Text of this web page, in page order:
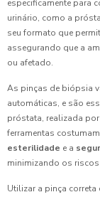
especificamente para
urinário, como a
seu formato que
assegurando que a
ou afetado.
As pinças de biópsia
automáticas, e são
próstata, realizada
ferramentas
esterilidade e a
minimizando os riscos
Utilizar a pinça